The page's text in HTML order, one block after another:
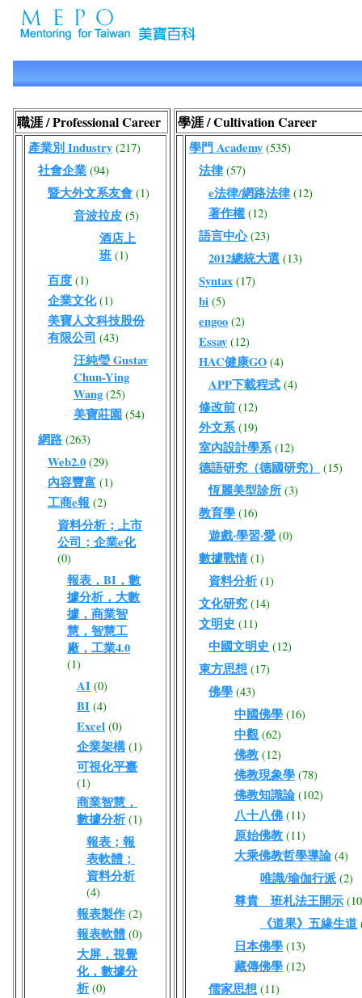
職涯 / Professional Career
產業別 Industry (217)
社會企業 (94)
暨大外文系友會 (1)
音波拉皮 (5)
酒店上
班 (1)
百度 (1)
企業文化 (1)
美寶人文科技股份
有限公司 (43)
汪純瑩 Gustav
Chun-Ying
Wang (25)
美寶莊園 (54)
網路 (263)
Web2.0 (29)
內容豐富 (1)
工商e報 (2)
資料分析；上市
公司；企業e化
(0)
報表，BI，數
據分析，大數
據，商業智
慧，智慧工
廠，工業4.0
(1)
AI (0)
BI (4)
Excel (0)
企業架構 (1)
可視化平臺
(1)
商業智慧，
數據分析 (1)
報表；報
表軟體；
資料分析
(4)
報表製作 (2)
報表軟體 (0)
大屏，視覺
化，數據分
析 (0)
學涯 / Cultivation Career
學門 Academy (535)
法律 (57)
e法律/網路法律 (12)
著作權 (12)
語言中心 (23)
2012總統大選 (13)
Syntax (17)
bi (5)
engoo (2)
Essay (12)
HAC健康GO (4)
APP下載程式 (4)
修改前 (12)
外文系 (19)
室內設計學系 (12)
德語研究（德國研究） (15)
恆麗美型診所 (3)
教育學 (16)
遊戲‧學習‧愛 (0)
數據戰情 (1)
資料分析 (1)
文化研究 (14)
文明史 (11)
中國文明史 (12)
東方思想 (17)
佛學 (43)
中國佛學 (16)
中觀 (62)
佛教 (12)
佛教現象學 (78)
佛教知識論 (102)
八十八佛 (11)
原始佛教 (11)
大乘佛教哲學導論 (4)
唯識/瑜伽行派 (2)
尊貴 班札法王開示
《道果》五緣生道
日本佛學 (13)
藏傳佛學 (12)
儒家思想 (11)